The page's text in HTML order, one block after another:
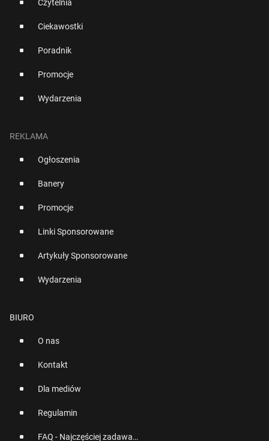
Czytelnia
Ciekawostki
Poradnik
Promocje
Wydarzenia
REKLAMA
Ogłoszenia
Banery
Promocje
Linki Sponsorowane
Artykuły Sponsorowane
Wydarzenia
BIURO
O nas
Kontakt
Dla mediów
Regulamin
FAQ - Najczęściej zadawane pytania